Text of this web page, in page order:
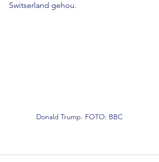
Switserland gehou.
Donald Trump. FOTO: BBC